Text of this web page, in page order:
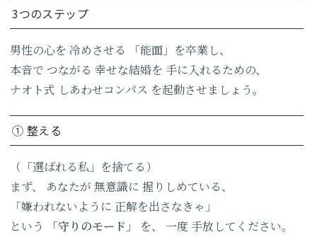
3つのステップ
男性の心を 冷めさせる
「能面」を卒業し、
本音で つながる 幸せな結婚を 手に入れるための、
ナオト式 しあわせコンパス を起動させましょう。
① 整える
（「選ばれる私」を捨てる）
まず、
あなたが 無意識に 握りしめている、
「嫌われないように 正解を出さなきゃ」
という
「守りのモード」 を、 一度 手放してください。